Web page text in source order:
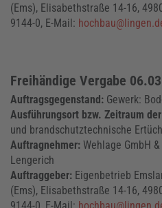
(Ems), Elisabethstraße 14-16,
9144-0, E-Mail:
Freihändige Vergabe
Auftragsgegenstand: Gewerk:
Ausführungsort bzw. Zeitraum
und brandschutztechnische
Auftragnehmer: Wehlage GmbH
Lengerich
Auftraggeber: Eigenbetrieb
(Ems), Elisabethstraße 14-16,